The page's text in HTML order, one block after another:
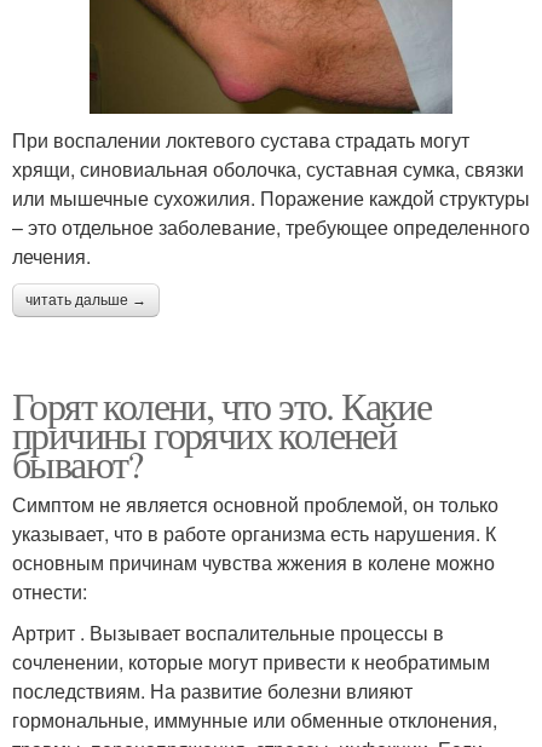
При воспалении локтевого сустава страдать могут
хрящи, синовиальная оболочка, суставная сумка, связки
или мышечные сухожилия. Поражение каждой структуры
– это отдельное заболевание, требующее определенного
лечения.
читать дальше →
Горят колени, что это. Какие
причины горячих коленей
бывают?
Симптом не является основной проблемой, он только
указывает, что в работе организма есть нарушения. К
основным причинам чувства жжения в колене можно
отнести:
Артрит . Вызывает воспалительные процессы в
сочленении, которые могут привести к необратимым
последствиям. На развитие болезни влияют
гормональные, иммунные или обменные отклонения,